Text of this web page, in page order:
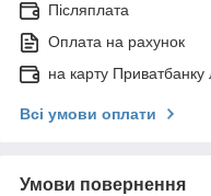
Післяплата
Оплата на рахунок
на карту
Всі умови оплати
Умови повернення